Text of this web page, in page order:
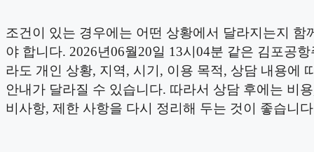
조건이 있는 경우에는 어떤 상황에서 달라지는지 함
야 합니다. 2026년06월20일 13시04분 같은 김포공
라도 개인 상황, 지역, 시기, 이용 목적, 상담 내용에
안내가 달라질 수 있습니다. 따라서 상담 후에는 비
비사항, 제한 사항을 다시 정리해 두는 것이 좋습니